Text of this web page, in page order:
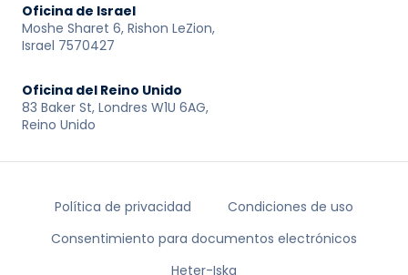
Oficina de Israel
Moshe Sharet 6, Rishon LeZion,
Israel 7570427
Oficina del Reino Unido
83 Baker St, Londres W1U 6AG,
Reino Unido
Política de privacidad
Condiciones de uso
Consentimiento para documentos electrónicos
Heter-Iska